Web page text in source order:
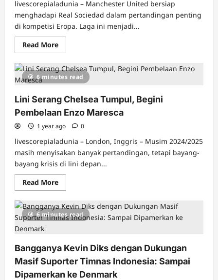
Taklukkan
Tainan
City
3-
livescorepialadunia – Manchester United bersiap
menghadapi Real Sociedad dalam pertandingan penting
di kompetisi Eropa. Laga ini menjadi...
Read MoreRead
more
Kunci
Manchester
United
untuk
Real
Sociedad:
Main
Terorganisir!
6 minutes read
Lini Serang Chelsea Tumpul, Begini
Pembelaan Enzo Maresca
1 year ago 0
livescorepialadunia – London, Inggris – Musim 2024/2025
masih menyisakan banyak pertandingan, tetapi bayang-
bayang krisis di lini depan...
Read MoreRead
more
Lini
Serang
Chelsea
Tumpul,
Enzo
Maresca
6 minutes read
Bangganya Kevin Diks dengan Dukungan
Masif Suporter Timnas Indonesia: Sampai
Dipamerkan ke Denmark